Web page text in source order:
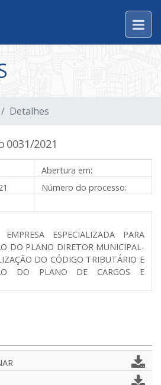
Detalhes
0031/2021
Abertura em:
Número do processo:
ESPECIALIZADA PARA
DO PLANO DIRETOR MUNICIPAL-
DO CÓDIGO TRIBUTÁRIO E
DO PLANO DE CARGOS E